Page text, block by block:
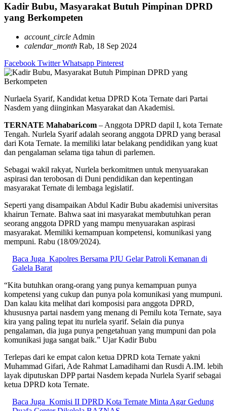
Kadir Bubu, Masyarakat Butuh Pimpinan DPRD
yang Berkompeten
account_circleAdmin
calendar_month Rab, 18 Sep 2024
Facebook Twitter Whatsapp Pinterest
Nurlaela Syarif, Kandidat ketua DPRD Kota Ternate dari Partai
Nasdem yang diinginkan Masyarakat dan Akademisi.
TERNATE Mahabari.com – Anggota DPRD dapil I, kota Ternate
Tengah. Nurlela Syarif adalah seorang anggota DPRD yang berasal
dari Kota Ternate. Ia memiliki latar belakang pendidikan yang kuat
dan pengalaman selama tiga tahun di parlemen.
Sebagai wakil rakyat, Nurlela berkomitmen untuk menyuarakan
aspirasi dan terobosan di Duni pendidikan dan kepentingan
masyarakat Ternate di lembaga legislatif.
Seperti yang disampaikan Abdul Kadir Bubu akademisi universitas
khairun Ternate. Bahwa saat ini masyarakat membutuhkan peran
seorang anggota DPRD yang mampu menyuarakan aspirasi
masyarakat. Memiliki kemampuan kompetensi, komunikasi yang
mempuni. Rabu (18/09/2024).
Baca Juga Kapolres Bersama PJU Gelar Patroli Kemanan di
Galela Barat
“Kita butuhkan orang-orang yang punya kemampuan punya
kompetensi yang cukup dan punya pola komunikasi yang mumpuni.
Dan kalau kita melihat dari komposisi para anggota DPRD,
khususnya partai nasdem yang menang di Pemilu kota Ternate, saya
kira yang paling tepat itu nurlela syarif. Selain dia punya
pengalaman, dia juga punya pengetahuan yang mumpuni dan pola
komunikasi juga sangat baik.” Ujar Kadir Bubu
Terlepas dari ke empat calon ketua DPRD kota Ternate yakni
Muhammad Gifari, Ade Rahmat Lamadihami dan Rusdi A.IM. lebih
layak diputuskan DPP partai Nasdem kepada Nurlela Syarif sebagai
ketua DPRD kota Ternate.
Baca Juga Komisi II DPRD Kota Ternate Minta Agar Gedung